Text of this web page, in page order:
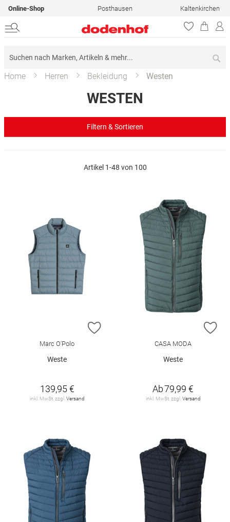
Online-Shop Posthausen Kaltenkirchen
Home Herren Bekleidung Westen
WESTEN
Artikel 1-48 von 100
ZUR WUNSCHLISTE HINZUFÜGEN
Marc O'Polo
Weste
139,95 €
inkl. MwSt. zzgl. Versand
CASA MODA
Weste
Ab79,99 €
inkl. MwSt. zzgl. Versand
Filtern & Sortieren